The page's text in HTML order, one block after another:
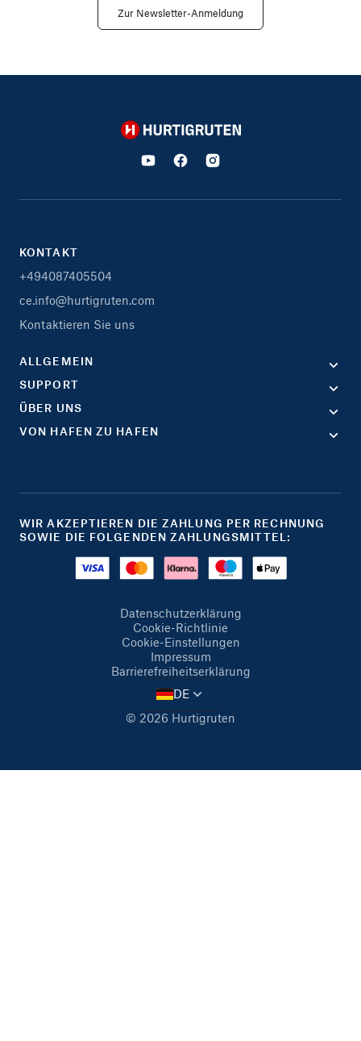
Zur Newsletter-Anmeldung
Hurtigruten
KONTAKT
+494087405504
ce.info@hurtigruten.com
Kontaktieren Sie uns
ALLGEMEIN
SUPPORT
ÜBER UNS
VON HAFEN ZU HAFEN
WIR AKZEPTIEREN DIE ZAHLUNG PER RECHNUNG
SOWIE DIE FOLGENDEN ZAHLUNGSMITTEL:
Datenschutzerklärung
Cookie-Richtlinie
Cookie-Einstellungen
Impressum
Barrierefreiheitserklärung
© 2026 Hurtigruten
DE